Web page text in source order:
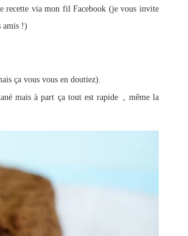
recette via mon fil Facebook (je vous invite
amis !)
ça vous vous en doutiez).
mais à part ça tout est rapide , même la